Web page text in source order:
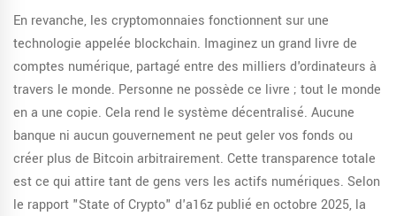
En revanche, les cryptomonnaies fonctionnent sur une
technologie appelée blockchain. Imaginez un grand livre de
comptes numérique, partagé entre des milliers d'ordinateurs à
travers le monde. Personne ne possède ce livre ; tout le monde
en a une copie. Cela rend le système décentralisé. Aucune
banque ni aucun gouvernement ne peut geler vos fonds ou
créer plus de Bitcoin arbitrairement. Cette transparence totale
est ce qui attire tant de gens vers les actifs numériques. Selon
le rapport "State of Crypto" d'a16z publié en octobre 2025, la